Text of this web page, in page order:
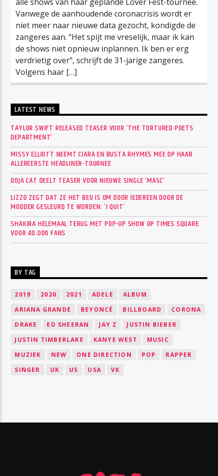
Vanwege de aanhoudende coronacrisis wordt er
niet meer naar nieuwe data gezocht, kondigde de
zangeres aan. “Het spijt me vreselijk, maar ik kan
de shows niet opnieuw inplannen. Ik ben er erg
verdrietig over”, schrijft de 31-jarige zangeres.
Volgens haar […]
LATEST NEWS
TAYLOR SWIFT RELEASED TEASER VOOR ‘THE TORTURED POETS
DEPARTMENT’
MISSY ELLIOTT NEEMT CIARA EN BUSTA RHYMES MEE OP HAAR
ALLEREERSTE HEADLINER-TOURNEE
DOJA CAT DEELT TEASER VOOR NIEUWE SINGLE ‘MASC’
LIZZO ZEGT DAT ZE HET BEU IS OM DOOR IEDEREEN DOOR DE
MODDER GESLEURD TE WORDEN: ‘I QUIT’
SHAKIRA HELEMAAL TERUG MET POP-UP SHOW OP TIMES SQUARE
VOOR 40.000 FANS
BY TAG
2019 2020 2021 ADELE
ALBUM
ARIANA GRANDE
BEYONCÉ BILLBOARD
CORONA
DRAKE
ED SHEERAN JAY Z
JUSTIN BIEBER
JUSTIN TIMBERLAKE
KANYE WEST
MUSIC
MUZIEK
NEW ONE DIRECTION POP
RAPPER
SINGER
UK US USA VK